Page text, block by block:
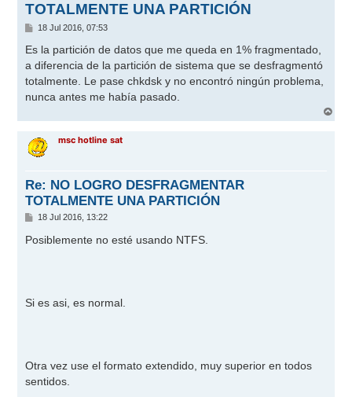
TOTALMENTE UNA PARTICIÓN
M
n
a
j
e
18 Jul 2016, 07:53
Es la partición de datos que me queda en 1% fragmentado,
a diferencia de la partición de sistema que se desfragmentó
totalmente. Le pase chkdsk y no encontró ningún problema,
nunca antes me había pasado.
r
msc hotline sat
Re: NO LOGRO DESFRAGMENTAR
TOTALMENTE UNA PARTICIÓN
M
n
s
18 Jul 2016, 13:22
Posiblemente no esté usando NTFS.
Si es asi, es normal.
Otra vez use el formato extendido, muy superior en todos
sentidos.